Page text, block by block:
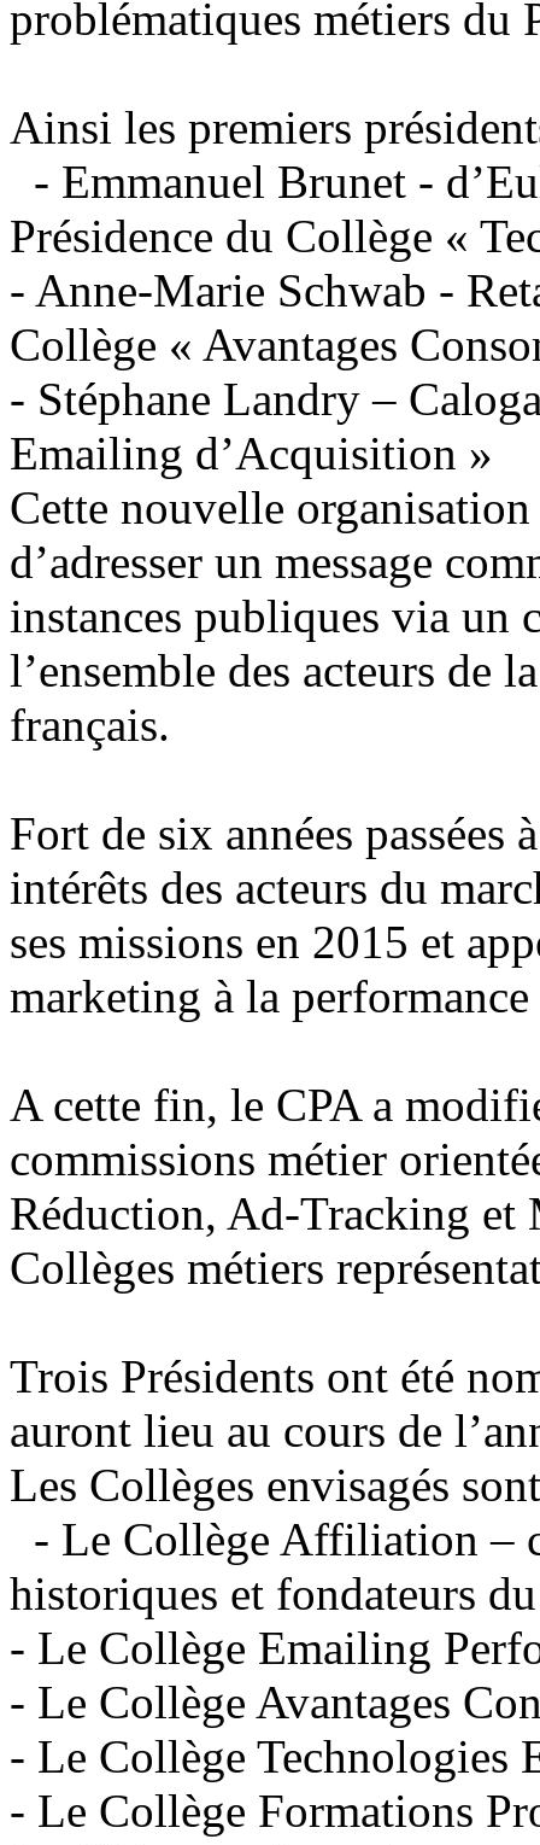
problématiques métiers du
Ainsi les premiers
- Emmanuel Brunet -
Présidence du Collège «
- Anne-Marie Schwab -
Collège « Avantages
- Stéphane Landry –
Emailing d’Acquisition »
Cette nouvelle
d’adresser un message
instances publiques via un
l’ensemble des acteurs de
français.
Fort de six années passées
intérêts des acteurs du
ses missions en 2015 et
marketing à la
A cette fin, le CPA a
commissions métier
Réduction, Ad-Tracking et
Collèges métiers
Trois Présidents ont été
auront lieu au cours de
Les Collèges envisagés
- Le Collège Affiliation –
historiques et fondateurs
- Le Collège Emailing
- Le Collège Avantages
- Le Collège Technologies
- Le Collège Formations